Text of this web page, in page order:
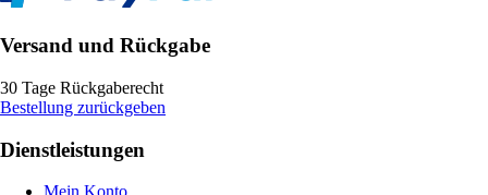
Versand und Rückgabe
30 Tage Rückgaberecht
Bestellung zurückgeben
Dienstleistungen